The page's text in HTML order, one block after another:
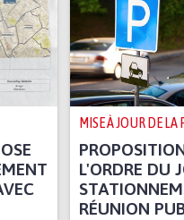
MISE À JOUR DE
L'ORDRE DU
RÉUNION